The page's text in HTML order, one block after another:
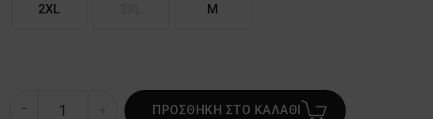
2XL M
ΠΡΟΣΘΗΚΗ ΣΤΟ ΚΑΛΑΘΙ